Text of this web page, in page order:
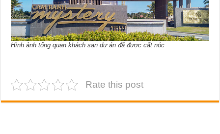
Hình ảnh tổng quan khách sạn dự án đã được cất nóc
Rate this post